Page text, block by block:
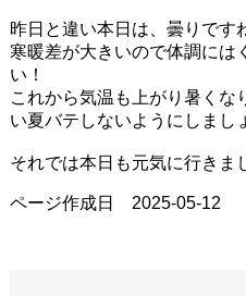
昨日と違い本日は、曇りです
寒暖差が大きいので体調には
い！
これから気温も上がり暑くな
い夏バテしないようにしまし
それでは本日も元気に行きま
ページ作成日 2025-05-12